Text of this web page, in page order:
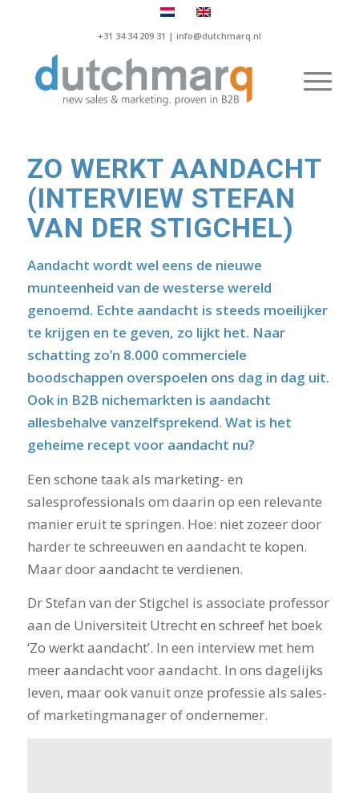
+31 34 34 209 31 | info@dutchmarq.nl
ZO WERKT AANDACHT
(INTERVIEW STEFAN
VAN DER STIGCHEL)
Aandacht wordt wel eens de nieuwe
munteenheid van de westerse wereld
genoemd. Echte aandacht is steeds moeilijker
te krijgen en te geven, zo lijkt het. Naar
schatting zo’n 8.000 commerciele
boodschappen overspoelen ons dag in dag uit.
Ook in B2B nichemarkten is aandacht
allesbehalve vanzelfsprekend. Wat is het
geheime recept voor aandacht nu?
Een schone taak als marketing- en
salesprofessionals om daarin op een relevante
manier eruit te springen. Hoe: niet zozeer door
harder te schreeuwen en aandacht te kopen.
Maar door aandacht te verdienen.
Dr Stefan van der Stigchel is associate professor
aan de Universiteit Utrecht en schreef het boek
‘Zo werkt aandacht’. In een interview met hem
meer aandacht voor aandacht. In ons dagelijks
leven, maar ook vanuit onze professie als sales-
of marketingmanager of ondernemer.